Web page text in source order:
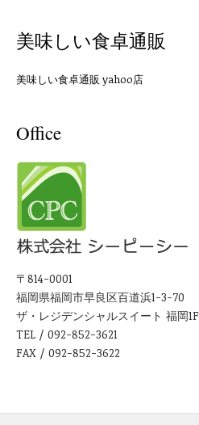
美味しい食卓通販
美味しい食卓通販 yahoo店
Office
〒814-0001
福岡県福岡市早良区百道浜1-3-70
ザ・レジデンシャルスイート 福岡1F
TEL / 092-852-3621
FAX / 092-852-3622